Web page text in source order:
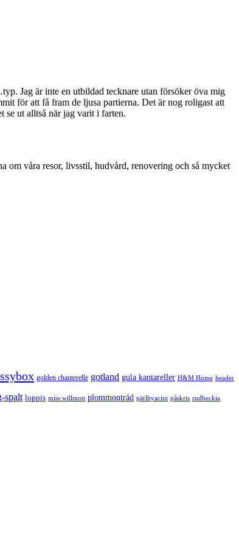
Jag är inte en utbildad tecknare utan försöker öva mig
för att få fram de ljusa partierna. Det är nog roligast att
se ut alltså när jag varit i farten.
våra resor, livsstil, hudvård, renovering och så mycket
golden chanterelle gotland gula kantareller H&M Home header
spalt loppis miss willmott plommonträd pärlhyacint påskris rudbeckia